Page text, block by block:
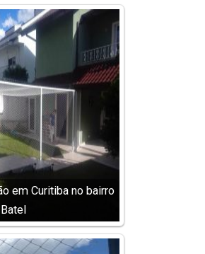
em Curitiba no bairro
Batel